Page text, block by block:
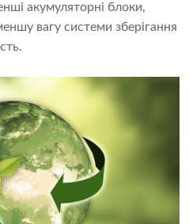
акумуляторні блоки,
вагу системи зберігання